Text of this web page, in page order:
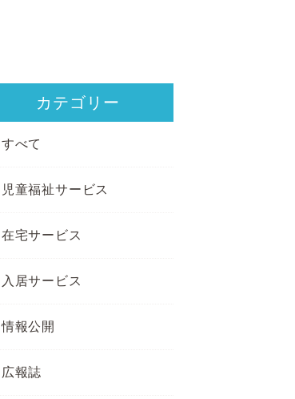
カテゴリー
すべて
児童福祉サービス
在宅サービス
入居サービス
情報公開
広報誌